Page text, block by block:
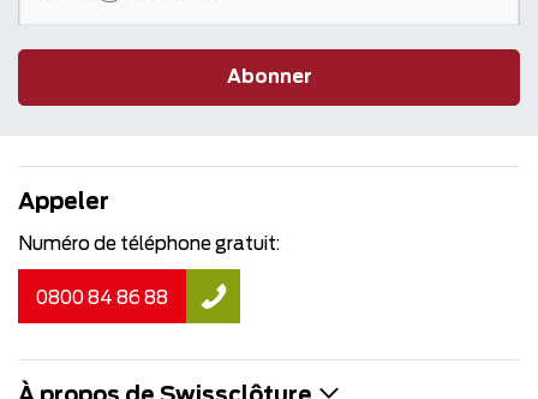
Abonner
Appeler
Numéro de téléphone gratuit:
0800 84 86 88